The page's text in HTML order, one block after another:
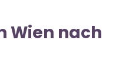
Wien nach